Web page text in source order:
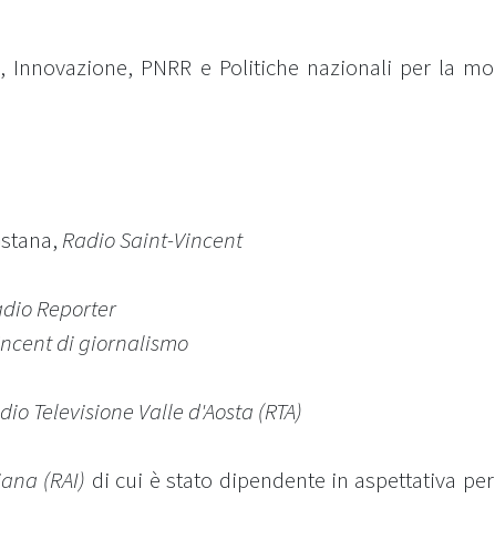
PNRR e Politiche nazionali per la
Radio Saint-Vincent
Reporter
di giornalismo
Televisione Valle d'Aosta (RTA)
(RAI) di cui è stato dipendente in aspettativa